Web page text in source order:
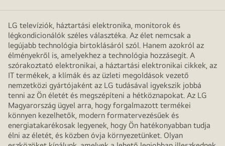
LG televíziók, háztartási elektronika, monitorok és
légkondicionálók széles választéka. Az élet nemcsak a
legújabb technológia birtoklásáról szól. Hanem azokról az
élményekről is, amelyekhez a technológia hozzásegít. A
szórakoztató elektronikai, a háztartási elektronikai cikkek, az
IT termékek, a klímák és az üzleti megoldások vezető
nemzetközi gyártójaként az LG tudásával igyekszik jobbá
tenni az Ön életét és megszépíteni a hétköznapokat. Az LG
Magyarország ügyel arra, hogy forgalmazott termékei
könnyen kezelhetők, modern formatervezésűek és
energiatakarékosak legyenek, hogy Ön hatékonyabban tudja
élni az életét, és közben óvja környezetünket. Olyan